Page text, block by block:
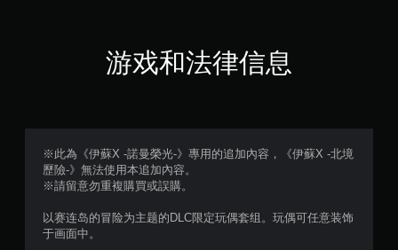
，
个
游戏和法律信息
※此為《伊蘇X -諾曼榮光-》專用的追加內容，《伊蘇X -北境
歷險-》無法使用本追加內容。
※請留意勿重複購買或誤購。
以赛连岛的冒险为主题的DLC限定玩偶套组。玩偶可任意装饰
于画面中。